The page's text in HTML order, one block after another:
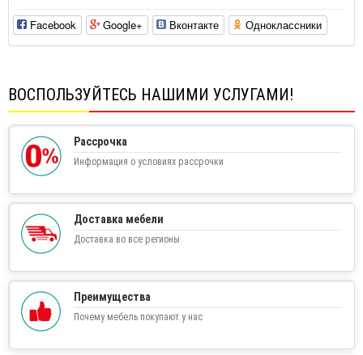
Facebook Google+ Вконтакте Одноклассники
ВОСПОЛЬЗУЙТЕСЬ НАШИМИ УСЛУГАМИ!
Рассрочка
Информация о условиях рассрочки
Доставка мебели
Доставка во все регионы
Преимущества
Почему мебель покупают у нас